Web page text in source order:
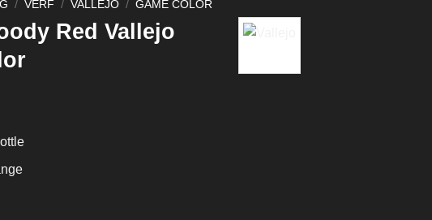
/ VERF / VALLEJO / GAME COLOR
Red Vallejo